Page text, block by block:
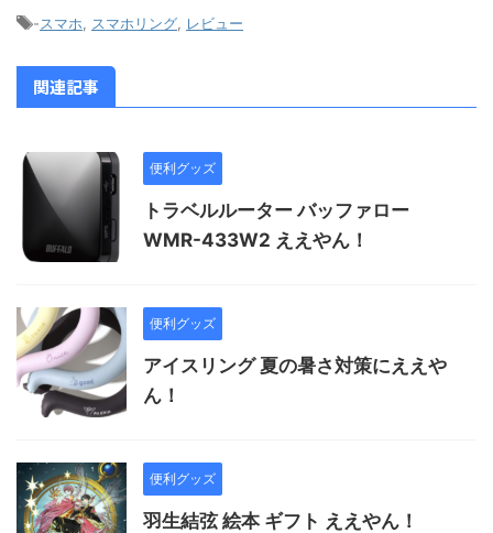
-スマホ スマホリング レビュー
関連記事
便利グッズ
トラベルルーター バッファロー
WMR-433W2 ええやん！
便利グッズ
アイスリング 夏の暑さ対策にええや
ん！
便利グッズ
⽻⽣結弦 絵本 ギフト ええやん！